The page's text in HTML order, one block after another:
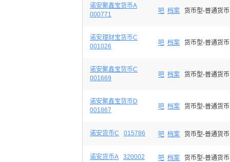
诺安聚鑫宝货币A
000771
吧 档案 货币型-普通货币
诺安理财宝货币C
001026
吧 档案 货币型-普通货币
诺安聚鑫宝货币C
001669
吧 档案 货币型-普通货币
诺安聚鑫宝货币D
001867
吧 档案 货币型-普通货币
诺安货币C 015786 吧 档案 货币型-普通货币
诺安货币A 320002 吧 档案 货币型-普通货币